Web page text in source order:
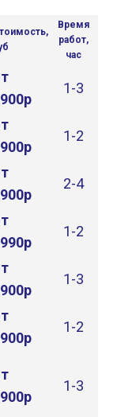
Время
работ,
час
1-3
1-2
2-4
1-2
1-3
1-2
1-3